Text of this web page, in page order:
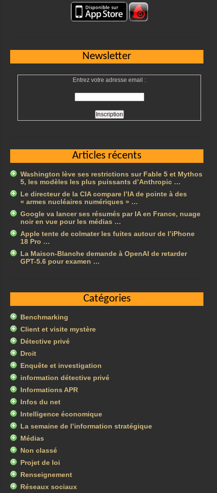
Newsletter
Entrez votre adresse email :
Articles récents
Washington lève ses restrictions sur Fable 5 et Mythos
5, les modèles les plus puissants d’Anthropic …
Le directeur de la CIA compare l’IA de pointe à des
« armes nucléaires numériques » …
Google va lancer ses résumés par IA en France, nuage
noir en vue pour les médias …
Apple tente de colmater les fuites autour de l’iPhone
18 Pro …
La Maison-Blanche demande à OpenAI de retarder
GPT-5.6 pour examen …
Catégories
Benchmarking
Client et visite mystère
Détective privé
Droit
Enquête et investigation
information détective privé
Informations APR
Infos du net
Intelligence économique
La semaine de l’information stratégique
Médias
Non classé
Projet de loi
Renseignement
Réseaux sociaux